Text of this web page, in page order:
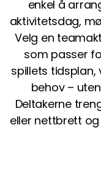
enkel å
aktivitetsdag,
Velg en
som passer
spillets
behov –
Deltakerne
eller nettbrett